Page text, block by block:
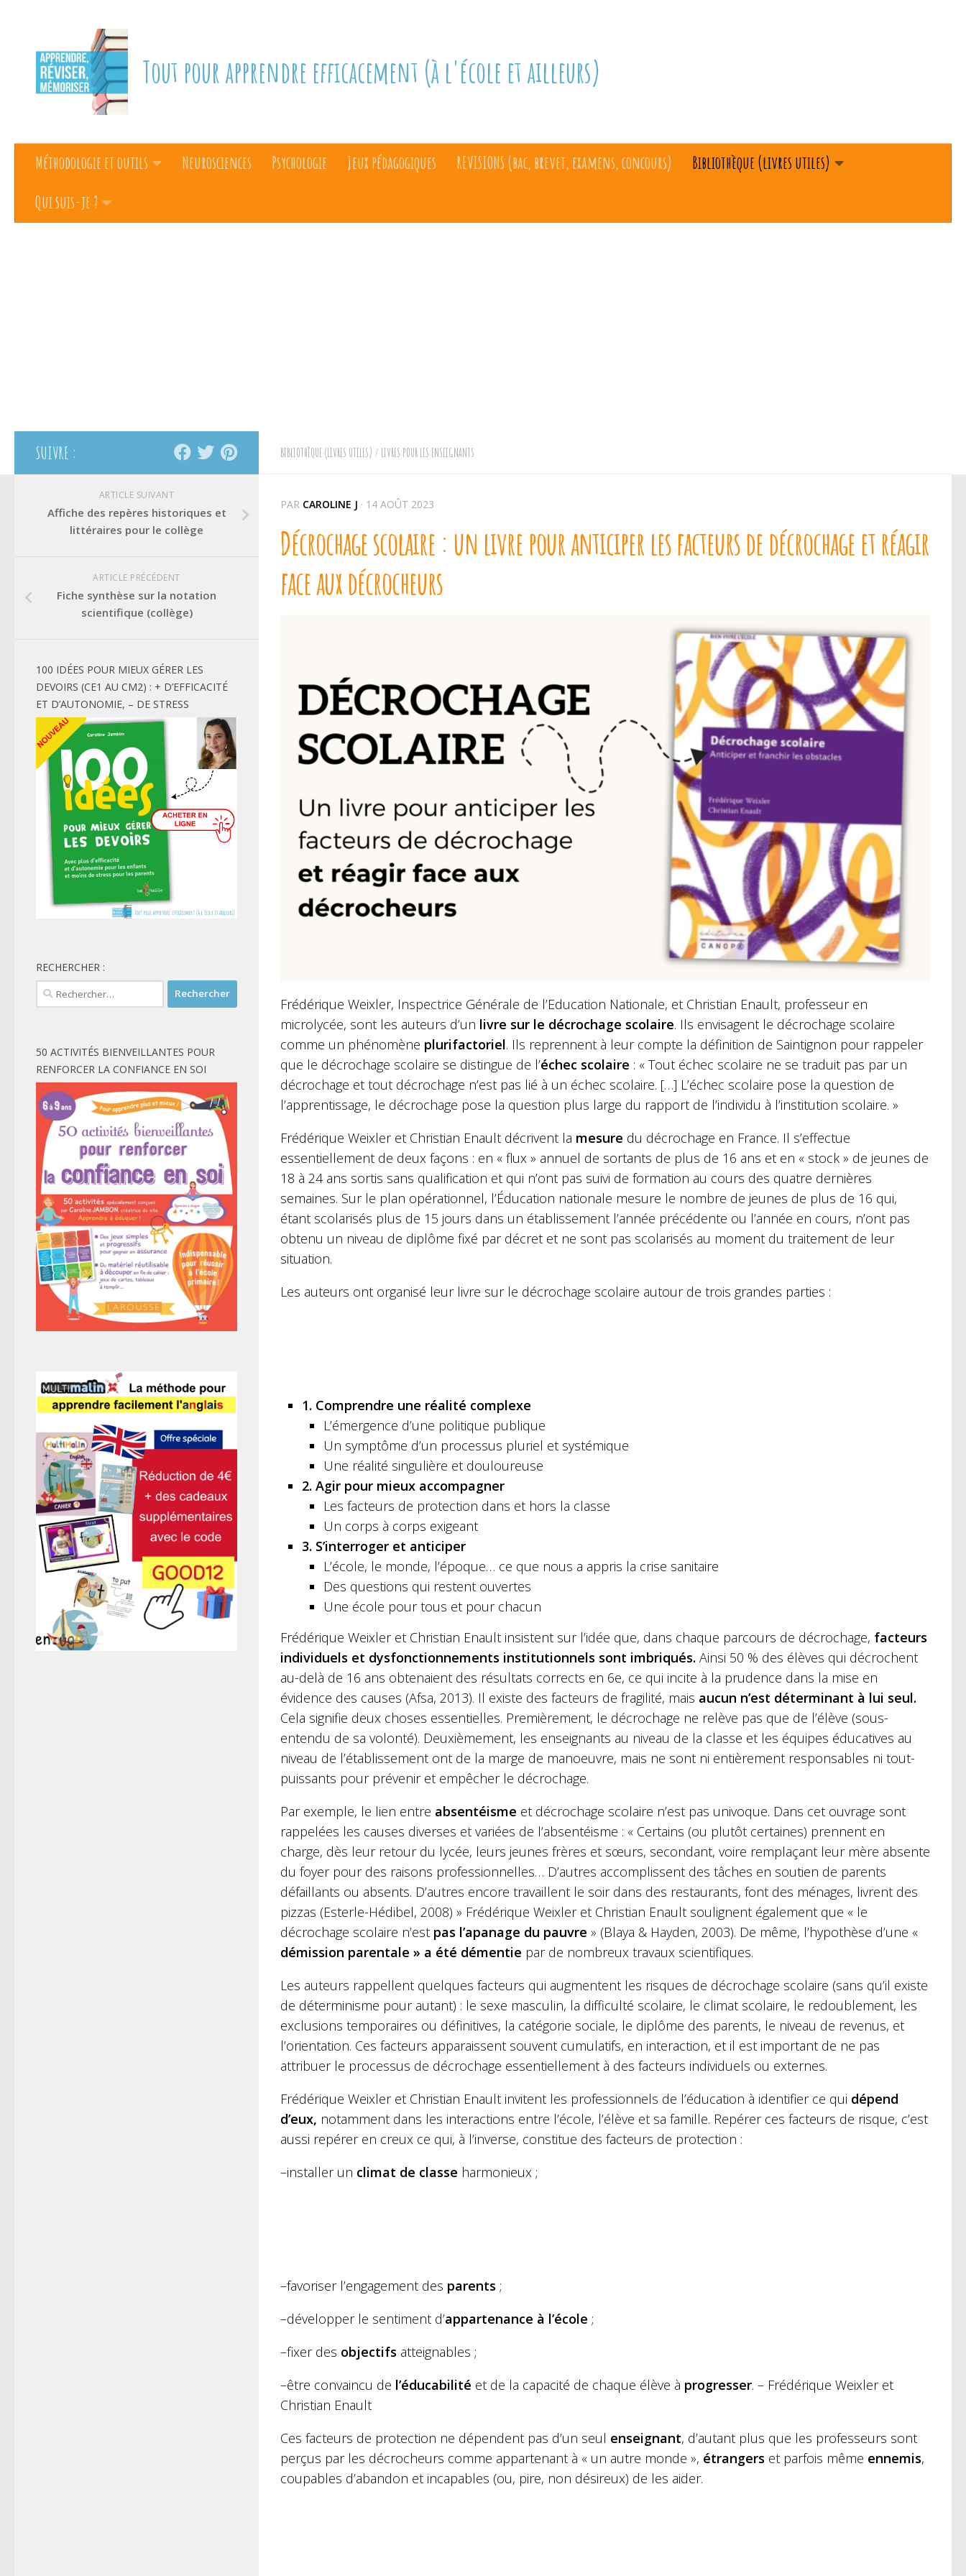
Tout pour apprendre efficacement (à l'école et ailleurs)
Méthodologie et outils Neurosciences Psychologie Jeux pédagogiques REVISIONS (bac, brevet, examens, concours)
Bibliothèque (livres utiles)
Qui suis-je ?
BIBLIOTHÈQUE (LIVRES UTILES) / LIVRES POUR LES ENSEIGNANTS
PAR CAROLINE J · 14 AOÛT 2023
Décrochage scolaire : un livre pour anticiper les facteurs de décrochage et réagir
face aux décrocheurs
Frédérique Weixler, Inspectrice Générale de l’Education Nationale, et Christian Enault, professeur en
microlycée, sont les auteurs d’un livre sur le décrochage scolaire. Ils envisagent le décrochage scolaire
comme un phénomène plurifactoriel. Ils reprennent à leur compte la définition de Saintignon pour rappeler
que le décrochage scolaire se distingue de l’échec scolaire : « Tout échec scolaire ne se traduit pas par un
décrochage et tout décrochage n’est pas lié à un échec scolaire. […] L’échec scolaire pose la question de
l’apprentissage, le décrochage pose la question plus large du rapport de l’individu à l’institution scolaire. »
Frédérique Weixler et Christian Enault décrivent la mesure du décrochage en France. Il s’effectue
essentiellement de deux façons : en « flux » annuel de sortants de plus de 16 ans et en « stock » de jeunes de
18 à 24 ans sortis sans qualification et qui n’ont pas suivi de formation au cours des quatre dernières
semaines. Sur le plan opérationnel, l’Éducation nationale mesure le nombre de jeunes de plus de 16 qui,
étant scolarisés plus de 15 jours dans un établissement l’année précédente ou l’année en cours, n’ont pas
obtenu un niveau de diplôme fixé par décret et ne sont pas scolarisés au moment du traitement de leur
situation.
Les auteurs ont organisé leur livre sur le décrochage scolaire autour de trois grandes parties :
1. Comprendre une réalité complexe
L’émergence d’une politique publique
Un symptôme d’un processus pluriel et systémique
Une réalité singulière et douloureuse
2. Agir pour mieux accompagner
Les facteurs de protection dans et hors la classe
Un corps à corps exigeant
3. S’interroger et anticiper
L’école, le monde, l’époque… ce que nous a appris la crise sanitaire
Des questions qui restent ouvertes
Une école pour tous et pour chacun
Frédérique Weixler et Christian Enault insistent sur l’idée que, dans chaque parcours de décrochage, facteurs
individuels et dysfonctionnements institutionnels sont imbriqués. Ainsi 50 % des élèves qui décrochent
au-delà de 16 ans obtenaient des résultats corrects en 6e, ce qui incite à la prudence dans la mise en
évidence des causes (Afsa, 2013). Il existe des facteurs de fragilité, mais aucun n’est déterminant à lui seul.
Cela signifie deux choses essentielles. Premièrement, le décrochage ne relève pas que de l’élève (sous-
entendu de sa volonté). Deuxièmement, les enseignants au niveau de la classe et les équipes éducatives au
niveau de l’établissement ont de la marge de manoeuvre, mais ne sont ni entièrement responsables ni tout-
puissants pour prévenir et empêcher le décrochage.
Par exemple, le lien entre absentéisme et décrochage scolaire n’est pas univoque. Dans cet ouvrage sont
rappelées les causes diverses et variées de l’absentéisme : « Certains (ou plutôt certaines) prennent en
charge, dès leur retour du lycée, leurs jeunes frères et sœurs, secondant, voire remplaçant leur mère absente
du foyer pour des raisons professionnelles… D’autres accomplissent des tâches en soutien de parents
défaillants ou absents. D’autres encore travaillent le soir dans des restaurants, font des ménages, livrent des
pizzas (Esterle-Hédibel, 2008) » Frédérique Weixler et Christian Enault soulignent également que « le
décrochage scolaire n’est pas l’apanage du pauvre » (Blaya & Hayden, 2003). De même, l’hypothèse d’une «
démission parentale » a été démentie par de nombreux travaux scientifiques.
Les auteurs rappellent quelques facteurs qui augmentent les risques de décrochage scolaire (sans qu’il existe
de déterminisme pour autant) : le sexe masculin, la difficulté scolaire, le climat scolaire, le redoublement, les
exclusions temporaires ou définitives, la catégorie sociale, le diplôme des parents, le niveau de revenus, et
l’orientation. Ces facteurs apparaissent souvent cumulatifs, en interaction, et il est important de ne pas
attribuer le processus de décrochage essentiellement à des facteurs individuels ou externes.
Frédérique Weixler et Christian Enault invitent les professionnels de l’éducation à identifier ce qui dépend
d’eux, notamment dans les interactions entre l’école, l’élève et sa famille. Repérer ces facteurs de risque, c’est
aussi repérer en creux ce qui, à l’inverse, constitue des facteurs de protection : ​
–​installer un climat de classe harmonieux ; ​
–​favoriser l’engagement des parents ; ​
–​développer le sentiment d’appartenance à l’école ; ​
–​fixer des objectifs atteignables ; ​
–​être convaincu de l’éducabilité et de la capacité de chaque élève à progresser. – Frédérique Weixler et
Christian Enault
Ces facteurs de protection ne dépendent pas d’un seul enseignant, d’autant plus que les professeurs sont
perçus par les décrocheurs comme appartenant à « un autre monde », étrangers et parfois même ennemis,
coupables d’abandon et incapables (ou, pire, non désireux) de les aider.
SUIVRE :
ARTICLE SUIVANT
Affiche des repères historiques et
littéraires pour le collège
ARTICLE PRÉCÉDENT
Fiche synthèse sur la notation
scientifique (collège)
100 IDÉES POUR MIEUX GÉRER LES
DEVOIRS (CE1 AU CM2) : + D’EFFICACITÉ
ET D’AUTONOMIE, – DE STRESS
RECHERCHER :
Rechercher :
50 ACTIVITÉS BIENVEILLANTES POUR
RENFORCER LA CONFIANCE EN SOI